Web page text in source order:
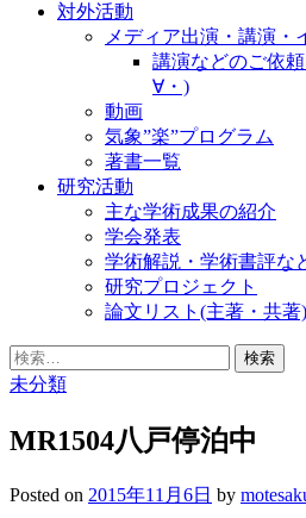
対外活動
メディア出演・講演・
講演などのご依
∀・)
動画
気象”楽”プログラム
著書一覧
研究活動
主な学術成果の紹介
学会発表
学術解説・学術書評な
研究プロジェクト
論文リスト(主著・共著)
検
索:
未分類
MR1504八戸停泊中
Posted on 2015年11月6日 by